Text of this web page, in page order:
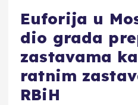
Euforija u
dio grada
zastavama
ratnim
RBiH